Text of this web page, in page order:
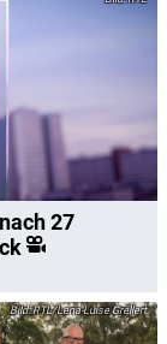
27
RTL/Lena-Luise Grellert